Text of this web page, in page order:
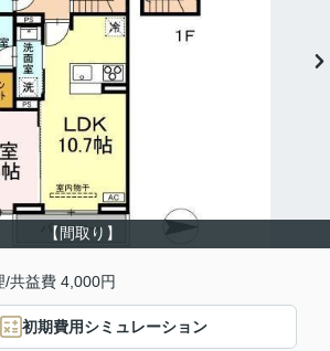
【間取り】
益費 4,000円
初期費用シミュレーション